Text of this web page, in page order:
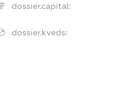
dossier.capital:
dossier.kveds: